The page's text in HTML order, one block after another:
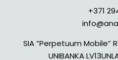
+371
SIA ”Perpetuum Mobile”
UNIBANKA